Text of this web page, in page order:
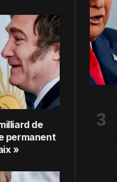
de
permanent
»